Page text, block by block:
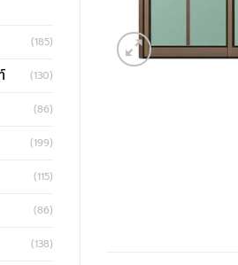
(185)
(130)
(86)
(199)
(115)
(86)
(138)